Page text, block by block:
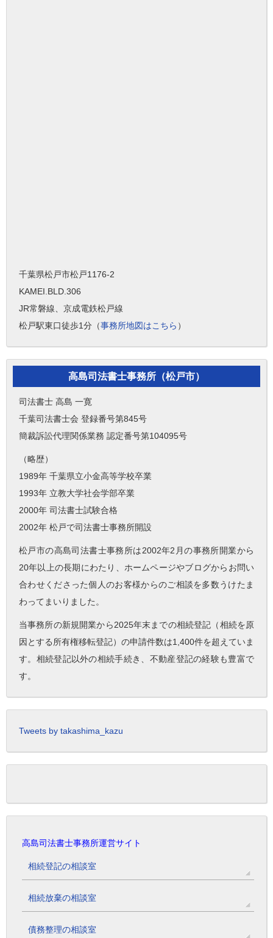
千葉県松戸市松戸1176-2
KAMEI.BLD.306
JR常磐線、京成電鉄松戸線
松戸駅東口徒歩1分（事務所地図はこちら ）
高島司法書士事務所（松戸市）
司法書士 高島 一寛
千葉司法書士会 登録番号第845号
簡裁訴訟代理関係業務 認定番号第104095号
（略歴）
1989年 千葉県立小金高等学校卒業
1993年 立教大学社会学部卒業
2000年 司法書士試験合格
2002年 松戸で司法書士事務所開設
松戸市の高島司法書士事務所は2002年2月の事務所開業から
20年以上の長期にわたり、ホームページやブログからお問い
合わせくださった個人のお客様からのご相談を多数うけたま
わってまいりました。
当事務所の新規開業から2025年末までの相続登記（相続を原
因とする所有権移転登記）の申請件数は1,400件を超えていま
す。相続登記以外の相続手続き、不動産登記の経験も豊富で
す。
Tweets by takashima_kazu
高島司法書士事務所運営サイト
相続登記の相談室
相続放棄の相談室
債務整理の相談室